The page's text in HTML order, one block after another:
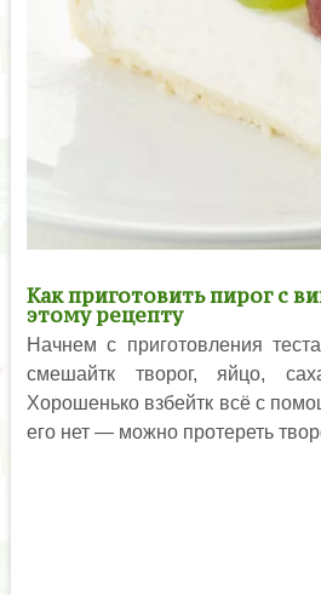
Как приготовить пирог с
этому рецепту
Начнем с приготовления
смешайтк творог, яйцо,
Хорошенько взбейтк всё с
его нет — можно протереть